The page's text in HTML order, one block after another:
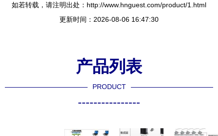
如若转载，请注明出处：http://www.hnguest.com/product/1.html
更新时间：2026-08-06 16:47:30
产品列表
PRODUCT
----------------